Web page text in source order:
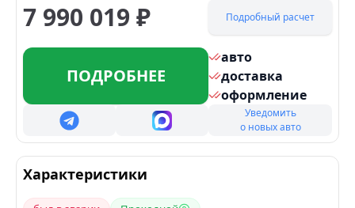
7 990 019 ₽ Подробный расчет
ПОДРОБНЕЕ
авто
доставка
оформление
Уведомить
о новых авто
Характеристики